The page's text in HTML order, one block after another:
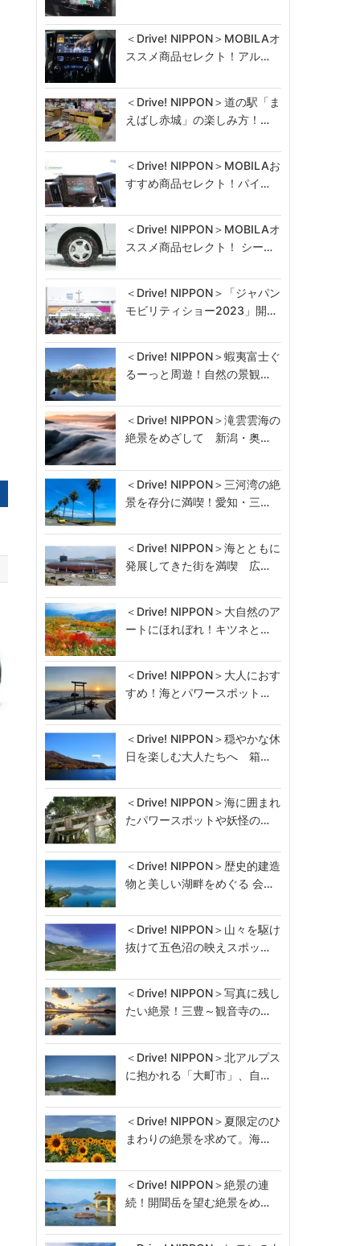
＜Drive! NIPPON＞MOBILAオ
ススメ商品セレクト！アル…
＜Drive! NIPPON＞道の駅「ま
えばし赤城」の楽しみ方！…
＜Drive! NIPPON＞MOBILAお
すすめ商品セレクト！パイ…
＜Drive! NIPPON＞MOBILAオ
ススメ商品セレクト！ シー…
＜Drive! NIPPON＞「ジャパン
モビリティショー2023」開…
＜Drive! NIPPON＞蝦夷富士ぐ
るーっと周遊！自然の景観…
＜Drive! NIPPON＞滝雲雲海の
絶景をめざして 新潟・奥…
＜Drive! NIPPON＞三河湾の絶
景を存分に満喫！愛知・三…
＜Drive! NIPPON＞海とともに
発展してきた街を満喫 広…
＜Drive! NIPPON＞大自然のア
ートにほれぼれ！キツネと…
＜Drive! NIPPON＞大人におす
すめ！海とパワースポット…
＜Drive! NIPPON＞穏やかな休
日を楽しむ大人たちへ 箱…
＜Drive! NIPPON＞海に囲まれ
たパワースポットや妖怪の…
＜Drive! NIPPON＞歴史的建造
物と美しい湖畔をめぐる 会…
＜Drive! NIPPON＞山々を駆け
抜けて五色沼の映えスポッ…
＜Drive! NIPPON＞写真に残し
たい絶景！三豊～観音寺の…
＜Drive! NIPPON＞北アルプス
に抱かれる「大町市」、自…
＜Drive! NIPPON＞夏限定のひ
まわりの絶景を求めて。海…
＜Drive! NIPPON＞絶景の連
続！開聞岳を望む絶景をめ…